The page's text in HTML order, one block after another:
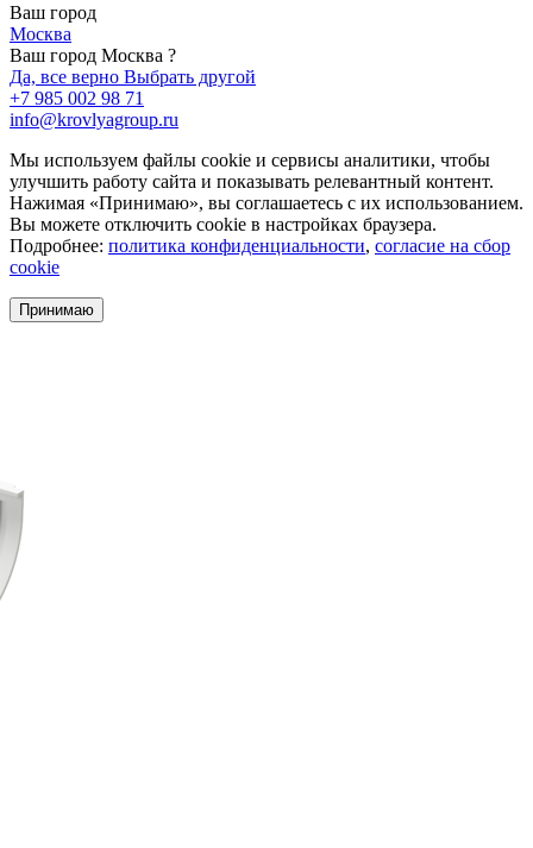
Ваш город
Москва
Ваш город Москва ?
Да, все верно Выбрать другой
+7 985 002 98 71
info@krovlyagroup.ru
Мы используем файлы cookie и сервисы аналитики, чтобы
улучшить работу сайта и показывать релевантный контент.
Нажимая «Принимаю», вы соглашаетесь с их использованием.
Вы можете отключить cookie в настройках браузера.
Подробнее: политика конфиденциальности, согласие на сбор
cookie
Принимаю